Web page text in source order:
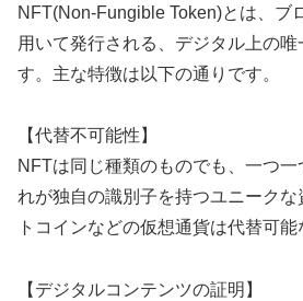
NFT(Non-Fungible Token)とは、ブ
用いて発行される、デジタル上の唯
す。主な特徴は以下の通りです。
【代替不可能性】
NFTは同じ種類のものでも、一つ
れが独自の識別子を持つユニーク
トコインなどの仮想通貨は代替可能
【デジタルコンテンツの証明】